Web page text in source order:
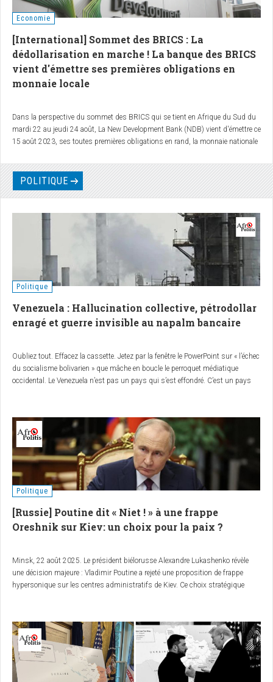
Economie
[International] Sommet des BRICS : La
dédollarisation en marche ! La banque des BRICS
vient d'émettre ses premières obligations en
monnaie locale
Dans la perspective du sommet des BRICS qui se tient en Afrique du Sud du
mardi 22 au jeudi 24 août, La New Development Bank (NDB) vient d'émettre ce
15 août 2023, ses toutes premières obligations en rand, la monnaie nationale
millions sur 3 ans et 1 milliard sur 5 ans. C'est un événement majeur qui
vient sceller le processus de dédollarisation de l'économie mondiale. Ces
fonds seront utilisés pour financer des projets d'infrastructure et de
POLITIQUE
Politique
Venezuela : Hallucination collective, pétrodollar
enragé et guerre invisible au napalm bancaire
Oubliez tout. Effacez la cassette. Jetez par la fenêtre le PowerPoint sur « l’échec
du socialisme bolivarien » que mâche en boucle le perroquet médiatique
occidental. Le Venezuela n’est pas un pays qui s’est effondré. C’est un pays
Politique
[Russie] Poutine dit « Niet ! » à une frappe
Oreshnik sur Kiev: un choix pour la paix ?
Minsk, 22 août 2025. Le président biélorusse Alexandre Lukashenko révèle
une décision majeure : Vladimir Poutine a rejeté une proposition de frappe
hypersonique sur les centres administratifs de Kiev. Ce choix stratégique